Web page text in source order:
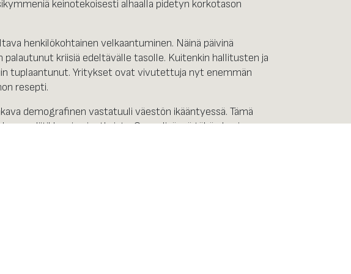
keinotekoisesti alhaalla pidetyn korkotason
henkilökohtainen velkaantuminen. Näinä päivinä
kriisiä edeltävälle tasolle. Kuitenkin hallitusten ja
tuplaantunut. Yritykset ovat vivutettuja nyt enemmän
resepti.
demografinen vastatuuli väestön ikääntyessä. Tämä
poliitikko ei voi ratkaista. Oman lisänsä tähän kuvioon